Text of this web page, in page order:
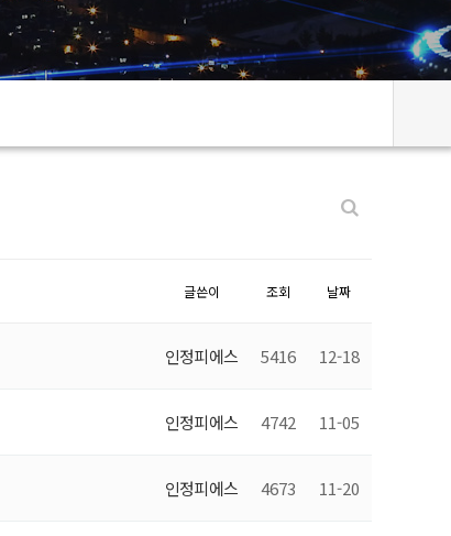
글쓴이 조회 날짜
인정피에스 5416 12-18
인정피에스 4742 11-05
인정피에스 4673 11-20